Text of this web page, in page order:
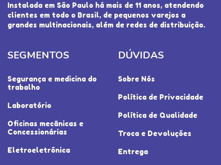
Instalada em São Paulo há mais de 11 anos, atendendo
clientes em todo o Brasil, de pequenos varejos a
grandes multinacionais, além de redes de distribuição.
SEGMENTOS
Segurança e medicina do
trabalho
Laboratório
Oficinas mecânicas e
Concessionárias
Eletroeletrônica
DÚVIDAS
Sobre Nós
Política de Privacidade
Política de Qualidade
Troca e Devoluções
Entrega